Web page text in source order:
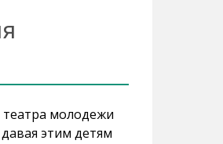
театра молодежи
этим детям